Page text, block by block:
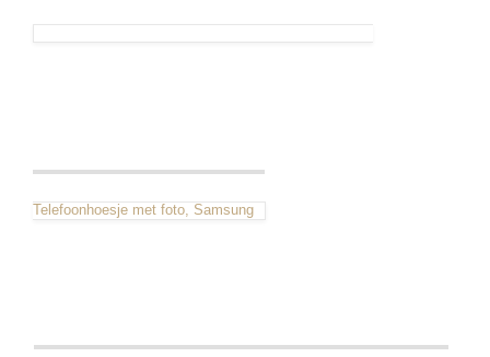
Telefoonhoesje met foto, Samsung